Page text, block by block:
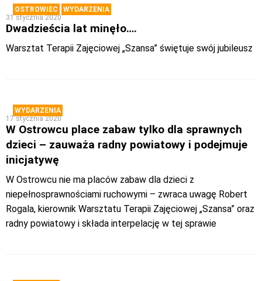
OSTROWIEC
WYDARZENIA
31 stycznia 2020
Dwadzieścia lat minęło….
Warsztat Terapii Zajęciowej „Szansa” świętuje swój jubileusz
WYDARZENIA
17 stycznia 2020
W Ostrowcu place zabaw tylko dla sprawnych
dzieci – zauważa radny powiatowy i podejmuje
inicjatywę
W Ostrowcu nie ma placów zabaw dla dzieci z
niepełnosprawnościami ruchowymi – zwraca uwagę Robert
Rogala, kierownik Warsztatu Terapii Zajęciowej „Szansa” oraz
radny powiatowy i składa interpelację w tej sprawie